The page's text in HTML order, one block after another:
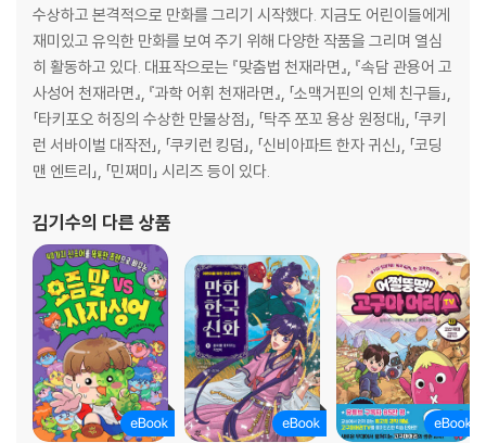
수상하고 본격적으로 만화를 그리기 시작했다. 지금도 어린이들에게
재미있고 유익한 만화를 보여 주기 위해 다양한 작품을 그리며 열심
히 활동하고 있다. 대표작으로는 『맞춤법 천재라면』, 『속담 관용어 고
사성어 천재라면』, 『과학 어휘 천재라면』, 「소맥거핀의 인체 친구들」,
「타키포오 허징의 수상한 만물상점」, 「탁주 쪼꼬 용상 원정대」, 「쿠키
런 서바이벌 대작전」, 「쿠키런 킹덤」, 「신비아파트 한자 귀신」, 「코딩
맨 엔트리」, 「민쩌미」 시리즈 등이 있다.
김기수의 다른 상품